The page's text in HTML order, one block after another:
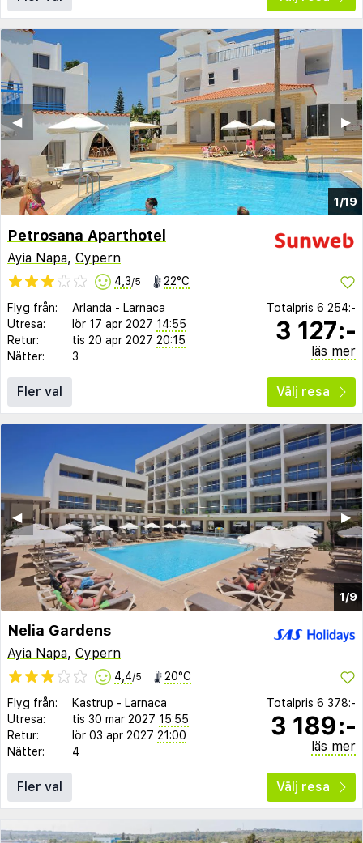
1/19
▶︎
◀︎
Petrosana Aparthotel
Ayia Napa, Cypern
4,3/5 22°C
Flyg från: Arlanda - Larnaca
Utresa:
lör 17 apr 2027 14:55
Retur:
tis 20 apr 2027 20:15
Nätter:
3
Totalpris 6 254:-
3 127:-
läs mer
Fler val Välj resa
1/9
▶︎
◀︎
Nelia Gardens
Ayia Napa, Cypern
4,4/5 20°C
Flyg från: Kastrup - Larnaca
Utresa:
tis 30 mar 2027 15:55
Retur:
lör 03 apr 2027 21:00
Nätter:
4
Totalpris 6 378:-
3 189:-
läs mer
Fler val Välj resa